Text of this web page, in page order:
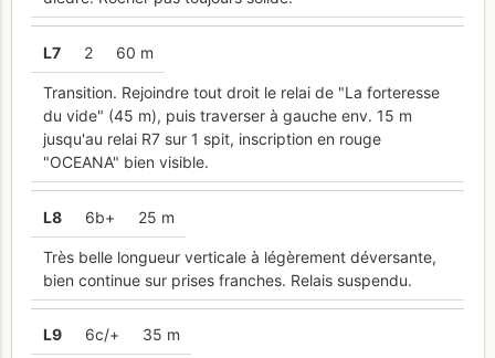
L7 2 60 m
Transition. Rejoindre tout droit le relai de "La forteresse
du vide" (45 m), puis traverser à gauche env. 15 m
jusqu'au relai R7 sur 1 spit, inscription en rouge
"OCEANA" bien visible.
L8 6b+ 25 m
Très belle longueur verticale à légèrement déversante,
bien continue sur prises franches. Relais suspendu.
L9 6c/+ 35 m